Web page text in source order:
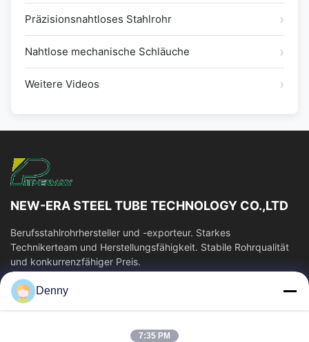
Präzisionsnahtloses Stahlrohr
Nahtlose mechanische Schläuche
Weitere Videos
NEW-ERA STEEL TUBE TECHNOLOGY CO.,LTD
Berufsstahlrohrhersteller und -exporteur. Starkes
Technikerteam und Herstellungsfähigkeit. Stabile Rohrqualität
und konkurrenzfähiger Preis.
Schnelllinks
Haus
Denny
7:35 PM